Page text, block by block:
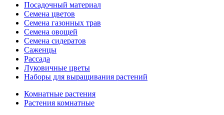
Посадочный материал
Семена цветов
Семена газонных трав
Семена овощей
Семена сидератов
Саженцы
Рассада
Луковичные цветы
Наборы для выращивания растений
Комнатные растения
Растения комнатные